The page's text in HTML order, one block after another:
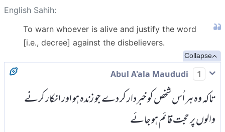
English Sahih:
To warn whoever is alive and justify the word
[i.e., decree] against the disbelievers.
Collapse
1
تاکہ وہ ہر اُس شخص کو خبردار کر دے جو زندہ ہو اور انکار کرنے
والوں پر حجت قائم ہو جائے